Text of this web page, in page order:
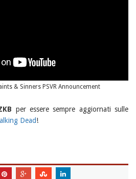
& Sinners PSVR Announcement
per essere sempre aggiornati sulle
Dead!